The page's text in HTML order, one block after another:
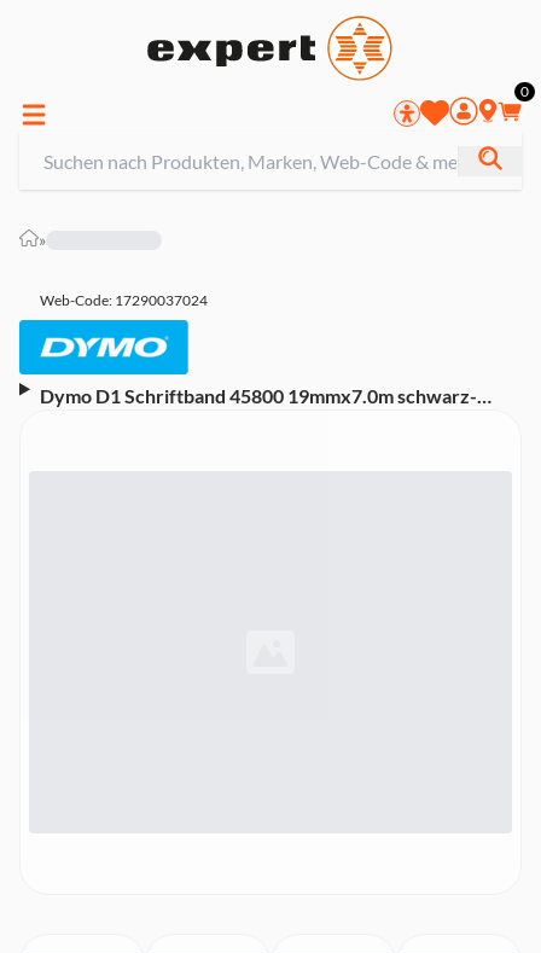
0
»
Web-Code: 17290037024
Dymo D1 Schriftband 45800 19mmx7.0m schwarz-